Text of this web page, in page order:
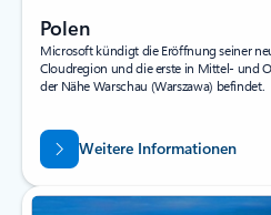
Polen
Microsoft kündigt die Eröffnung seiner
Cloudregion und die erste in Mittel- und
der Nähe Warschau (Warszawa) befindet.
Weitere Informationen